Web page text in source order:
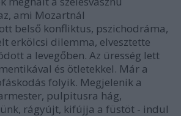
ami Mozartnál
belső konfliktus, pszichodráma,
erkölcsi dilemma, elvesztette
a levegőben. Az üresség lett
és ötletekkel. Már a
folyik. Megjelenik a
pulpitusra hág,
rágyújt, kifújja a füstöt - indul